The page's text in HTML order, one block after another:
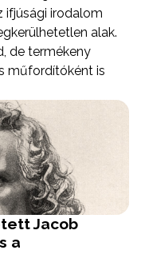
ifjúsági irodalom
alak.
de termékeny
műfordítóként is
Jacob
a